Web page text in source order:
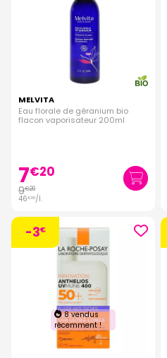
MELVITA
Eau florale de géranium bio
flacon vaporisateur 200ml
7€20
9€20
46€00/l.
-3€
8 vendus
récemment !